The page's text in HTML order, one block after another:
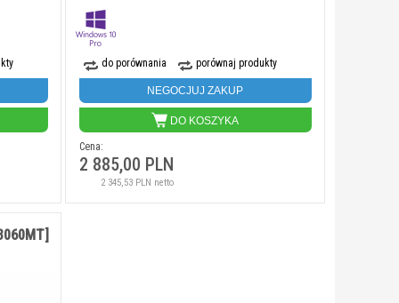
do porównania porównaj produkty
NEGOCJUJ ZAKUP
DO KOSZYKA
Cena:
2 885,00 PLN
2 345,53 PLN netto